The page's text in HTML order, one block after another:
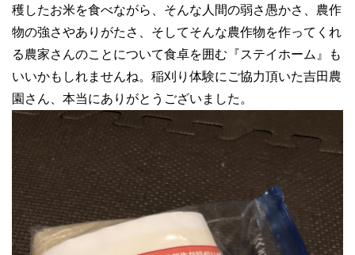
穫したお米を食べながら、そんな人間の弱さ愚かさ、農作
物の強さやありがたさ、そしてそんな農作物を作ってくれ
る農家さんのことについて食卓を囲む『ステイホーム』も
いいかもしれませんね。稲刈り体験にご協力頂いた吉田農
園さん、本当にありがとうございました。